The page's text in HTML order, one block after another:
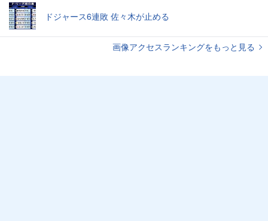
ドジャース6連敗 佐々木が止める
画像アクセスランキングをもっと見る